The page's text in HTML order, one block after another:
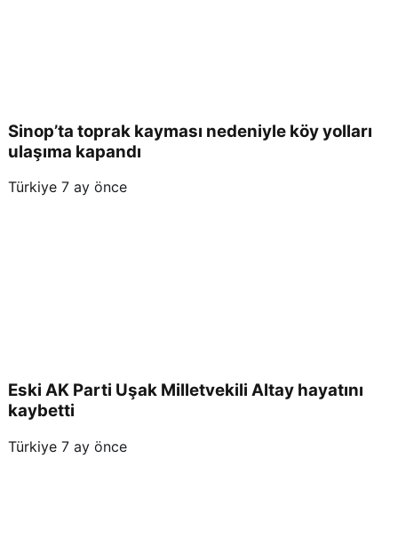
Sinop’ta toprak kayması nedeniyle köy yolları
ulaşıma kapandı
Türkiye 7 ay önce
Eski AK Parti Uşak Milletvekili Altay hayatını
kaybetti
Türkiye 7 ay önce